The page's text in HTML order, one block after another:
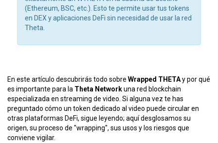
(Ethereum, BSC, etc.). Esto te permite usar tus tokens
en DEX y aplicaciones DeFi sin necesidad de usar la red
Theta.
En este artículo descubrirás todo sobre Wrapped THETAy por qué
es importante para la Theta Networkuna red blockchain
especializada en streaming de video . Si alguna vez te has
preguntado cómo un token dedicado al video puede circular en
otras plataformas DeFi, sigue leyendo; aquí desglosamos su
origen, su proceso de "wrapping", sus usos y los riesgos que
conviene vigilar.